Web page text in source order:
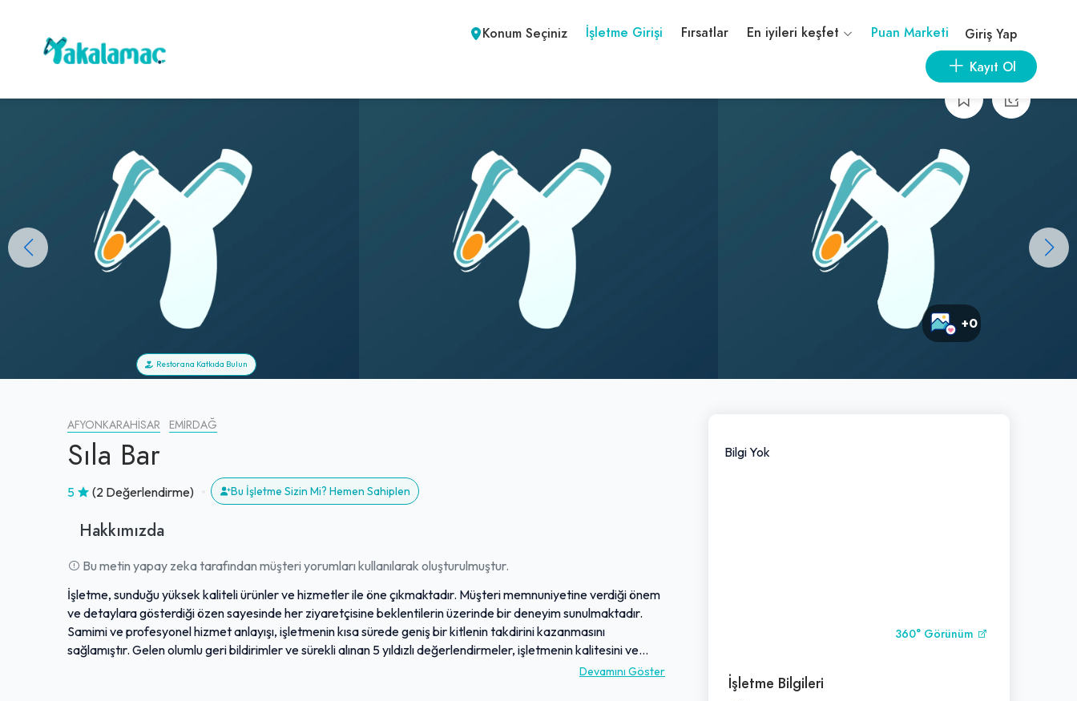
Konum Seçiniz İşletme Girişi Fırsatlar En iyileri keşfet Puan Marketi
Giriş Yap
Kayıt Ol
+0
Restorana Katkıda Bulun
AFYONKARAHISAR EMIRDAĞ
Sıla Bar
5 (2 Değerlendirme) Bu İşletme Sizin Mi? Hemen Sahiplen
Hakkımızda
Bu metin yapay zeka tarafından müşteri yorumları kullanılarak oluşturulmuştur.
İşletme, sunduğu yüksek kaliteli ürünler ve hizmetler ile öne çıkmaktadır. Müşteri memnuniyetine verdiği önem
ve detaylara gösterdiği özen sayesinde her ziyaretçisine beklentilerin üzerinde bir deneyim sunulmaktadır.
Samimi ve profesyonel hizmet anlayışı, işletmenin kısa sürede geniş bir kitlenin takdirini kazanmasını
sağlamıştır. Gelen olumlu geri bildirimler ve sürekli alınan 5 yıldızlı değerlendirmeler, işletmenin kalitesini ve
sektördeki ayrıcalıklı konumunu pekiştirmektedir. Ziyaretçiler, işletmenin sunduğu tutarlı kalite ve keyifli
Devamını Göster
Bilgi Yok
360° Görünüm
İşletme Bilgileri